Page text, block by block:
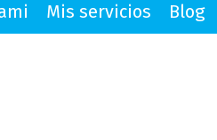
Mis servicios Blog